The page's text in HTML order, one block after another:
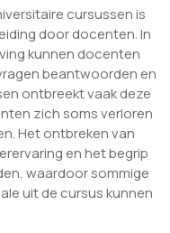
cursussen is
door docenten. In
kunnen docenten
beantwoorden en
ontbreekt vaak deze
zich soms verloren
Het ontbreken van
en het begrip
waardoor sommige
uit de cursus kunnen